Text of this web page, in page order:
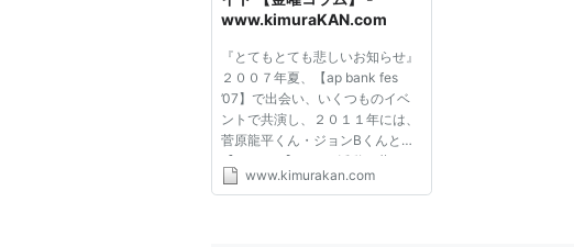
www.kimuraKAN.com
『とてもとても悲しいお知らせ』
２００７年夏、【ap bank fes
’07】で出会い、いくつものイベ
ントで共演し、２０１１年には、
菅原龍平くん・ジョンBくんとの
【Cabrells】として活動を共にし
たヨースケ@HOMEこと宮内陽輔
www.kimurakan.com